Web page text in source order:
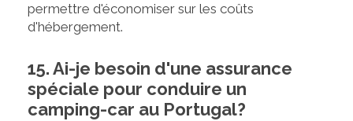
permettre d'économiser sur les coûts
d'hébergement.
15. Ai-je besoin d'une assurance
spéciale pour conduire un
camping-car au Portugal?